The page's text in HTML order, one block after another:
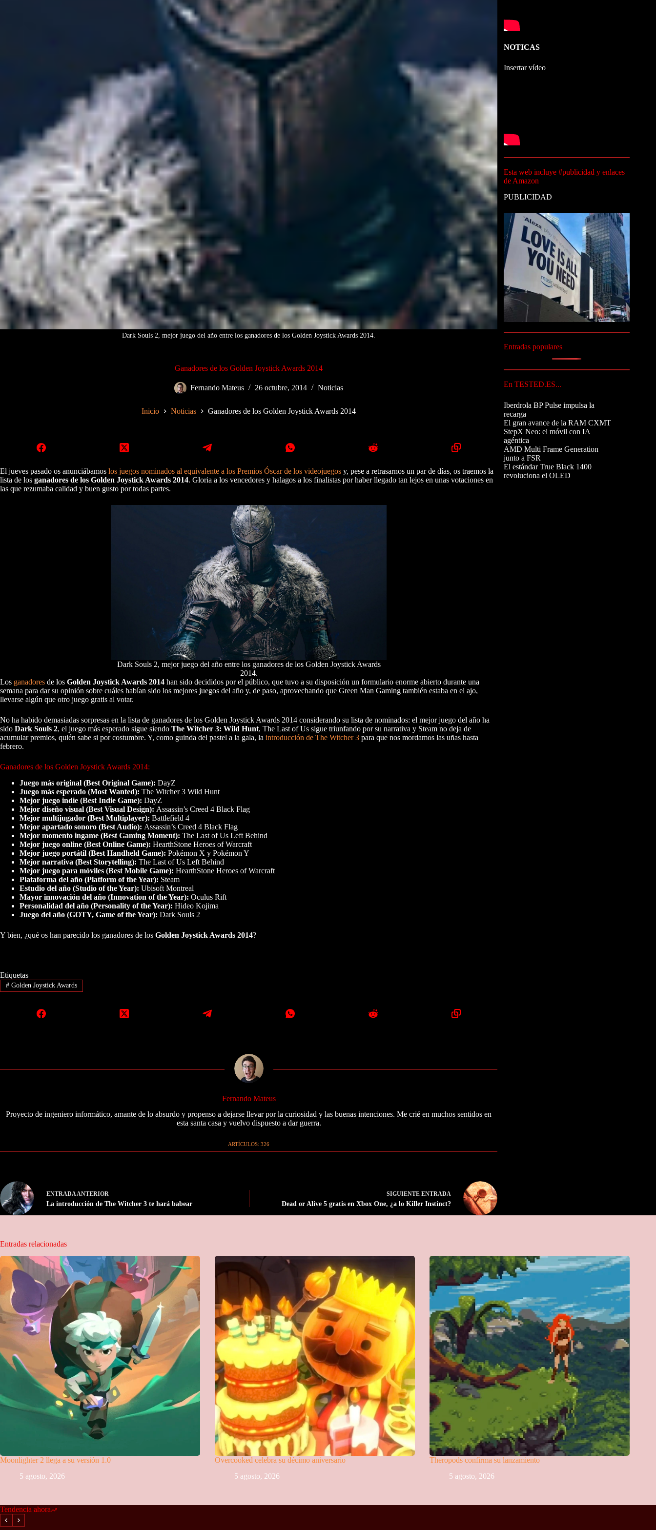
Dark Souls 2, mejor juego del año entre los ganadores de los Golden Joystick Awards 2014.
Ganadores de los Golden Joystick Awards 2014
Fernando Mateus 26 octubre, 2014 Noticias
Inicio Noticias Ganadores de los Golden Joystick Awards 2014
El jueves pasado os anunciábamos los juegos nominados al equivalente a los Premios Óscar de los videojuegos y, pese a retrasarnos un par de días, os traemos la
lista de los ganadores de los Golden Joystick Awards 2014. Gloria a los vencedores y halagos a los finalistas por haber llegado tan lejos en unas votaciones en
las que rezumaba calidad y buen gusto por todas partes.
Dark Souls 2, mejor juego del año entre los ganadores de los Golden Joystick Awards
2014.
Los ganadores de los Golden Joystick Awards 2014 han sido decididos por el público, que tuvo a su disposición un formulario enorme abierto durante una
semana para dar su opinión sobre cuáles habían sido los mejores juegos del año y, de paso, aprovechando que Green Man Gaming también estaba en el ajo,
llevarse algún que otro juego gratis al votar.
No ha habido demasiadas sorpresas en la lista de ganadores de los Golden Joystick Awards 2014 considerando su lista de nominados: el mejor juego del año ha
sido Dark Souls 2, el juego más esperado sigue siendo The Witcher 3: Wild Hunt, The Last of Us sigue triunfando por su narrativa y Steam no deja de
acumular premios, quién sabe si por costumbre. Y, como guinda del pastel a la gala, la introducción de The Witcher 3 para que nos mordamos las uñas hasta
febrero.
Ganadores de los Golden Joystick Awards 2014:
Juego más original (Best Original Game): DayZ
Juego más esperado (Most Wanted): The Witcher 3 Wild Hunt
Mejor juego indie (Best Indie Game): DayZ
Mejor diseño visual (Best Visual Design): Assassin’s Creed 4 Black Flag
Mejor multijugador (Best Multiplayer): Battlefield 4
Mejor apartado sonoro (Best Audio): Assassin’s Creed 4 Black Flag
Mejor momento ingame (Best Gaming Moment): The Last of Us Left Behind
Mejor juego online (Best Online Game): HearthStone Heroes of Warcraft
Mejor juego portátil (Best Handheld Game): Pokémon X y Pokémon Y
Mejor narrativa (Best Storytelling): The Last of Us Left Behind
Mejor juego para móviles (Best Mobile Game): HearthStone Heroes of Warcraft
Plataforma del año (Platform of the Year): Steam
Estudio del año (Studio of the Year): Ubisoft Montreal
Mayor innovación del año (Innovation of the Year): Oculus Rift
Personalidad del año (Personality of the Year): Hideo Kojima
Juego del año (GOTY, Game of the Year): Dark Souls 2
Y bien, ¿qué os han parecido los ganadores de los Golden Joystick Awards 2014?
Etiquetas
#Golden Joystick Awards
Fernando Mateus
Proyecto de ingeniero informático, amante de lo absurdo y propenso a dejarse llevar por la curiosidad y las buenas intenciones. Me crié en muchos sentidos en
esta santa casa y vuelvo dispuesto a dar guerra.
ARTÍCULOS: 326
ENTRADAANTERIOR
La introducción de The Witcher 3 te hará babear
SIGUIENTEENTRADA
Dead or Alive 5 gratis en Xbox One, ¿a lo Killer Instinct?
NOTICAS
Insertar vídeo
Esta web incluye #publicidad y enlaces
de Amazon
PUBLICIDAD
Entradas populares
En TESTED.ES...
Iberdrola BP Pulse impulsa la
recarga
El gran avance de la RAM CXMT
StepX Neo: el móvil con IA
agéntica
AMD Multi Frame Generation
junto a FSR
El estándar True Black 1400
revoluciona el OLED
Entradas relacionadas
Moonlighter 2 llega a su versión 1.0
5 agosto, 2026
Overcooked celebra su décimo aniversario
5 agosto, 2026
Theropods confirma su lanzamiento
5 agosto, 2026
Tendencia ahora